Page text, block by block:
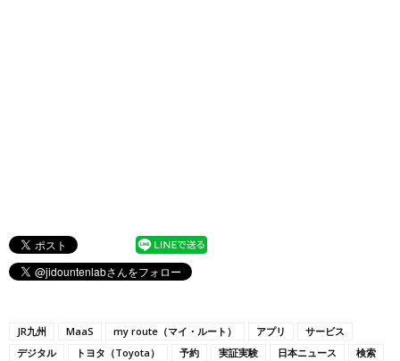
JR九州 MaaS my route（マイ・ルート） アプリ
サービス
デジタル
トヨタ（Toyota） 予約 実証実験 日本ニュース
検索